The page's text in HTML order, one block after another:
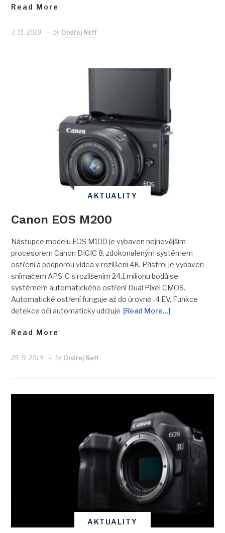
Read More
7. 11. 2019 by Ondřej Neff
AKTUALITY
Canon EOS M200
Nástupce modelu EOS M100 je vybaven nejnovějším
procesorem Canon DIGIC 8, zdokonaleným systémem
ostření a podporou videa v rozlišení 4K. Přístroj je vybaven
snímačem APS-C s rozlišením 24,1 milionu bodů se
systémem automatického ostření Dual Pixel CMOS.
Automatické ostření funguje až do úrovně -4 EV. Funkce
detekce očí automaticky udržuje [Read More…]
Read More
25. 9. 2019 by Ondřej Neff
AKTUALITY